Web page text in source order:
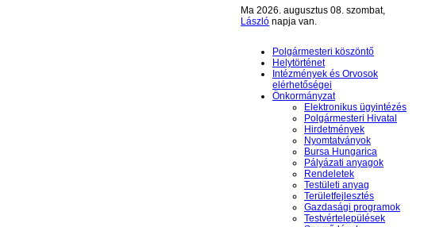
Ma 2026. augusztus 08. szombat,
László napja van.
Polgármesteri köszöntő
Helytörténet
Intézmények és Orvosok
elérhetőségei
Önkormányzat
Elektronikus ügyintézés
Polgármesteri Hivatal
Hirdetmények
Nyomtatványok
Bursa Hungarica
Pályázati anyagok
Rendeletek
Testületi anyag
Területfejlesztés
Gazdasági programok
Testvértelepülések